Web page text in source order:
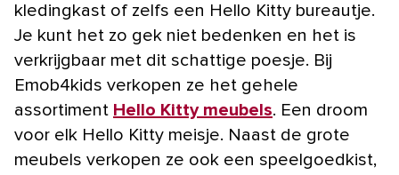
kledingkast of zelfs een Hello Kitty bureautje.
Je kunt het zo gek niet bedenken en het is
verkrijgbaar met dit schattige poesje. Bij
Emob4kids verkopen ze het gehele
assortiment Hello Kitty meubels. Een droom
voor elk Hello Kitty meisje. Naast de grote
meubels verkopen ze ook een speelgoedkist,